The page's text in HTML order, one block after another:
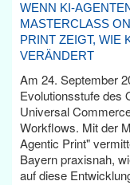
WENN KI-
MASTERCLASS
PRINT ZEIGT, WIE
VERÄNDERT
Am 24. September
Evolutionsstufe des
Universal
Workflows. Mit der
Agentic Print"
Bayern praxisnah,
auf diese